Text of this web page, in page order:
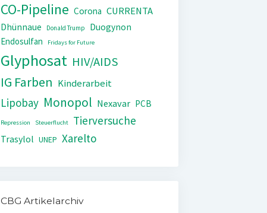
CO-Pipeline Corona CURRENTA
Dhünnaue Donald Trump
Duogynon
Endosulfan
Fridays for Future
Glyphosat HIV/AIDS
IG Farben Kinderarbeit
Lipobay Monopol Nexavar PCB
Repression Steuerflucht Tierversuche
Trasylol UNEP Xarelto
CBG Artikelarchiv